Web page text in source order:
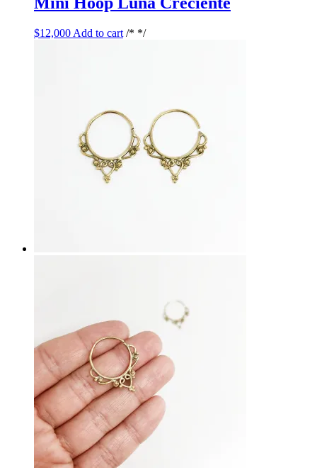
$12,000 Add to cart /* */